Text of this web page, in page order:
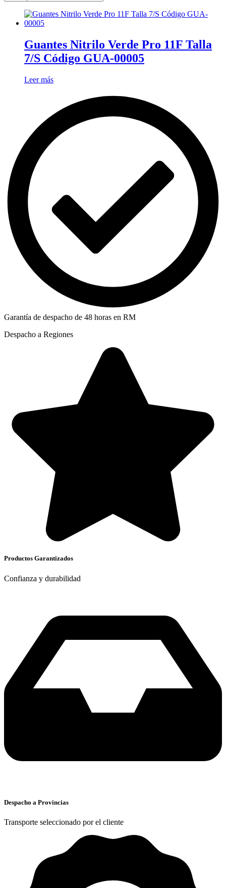
Guantes Nitrilo Verde Pro 11F Talla
7/S Código GUA-00005
Leer más
Garantía de despacho de 48 horas en RM
Despacho a Regiones
Productos Garantizados
Confianza y durabilidad
Despacho a Provincias
Transporte seleccionado por el cliente